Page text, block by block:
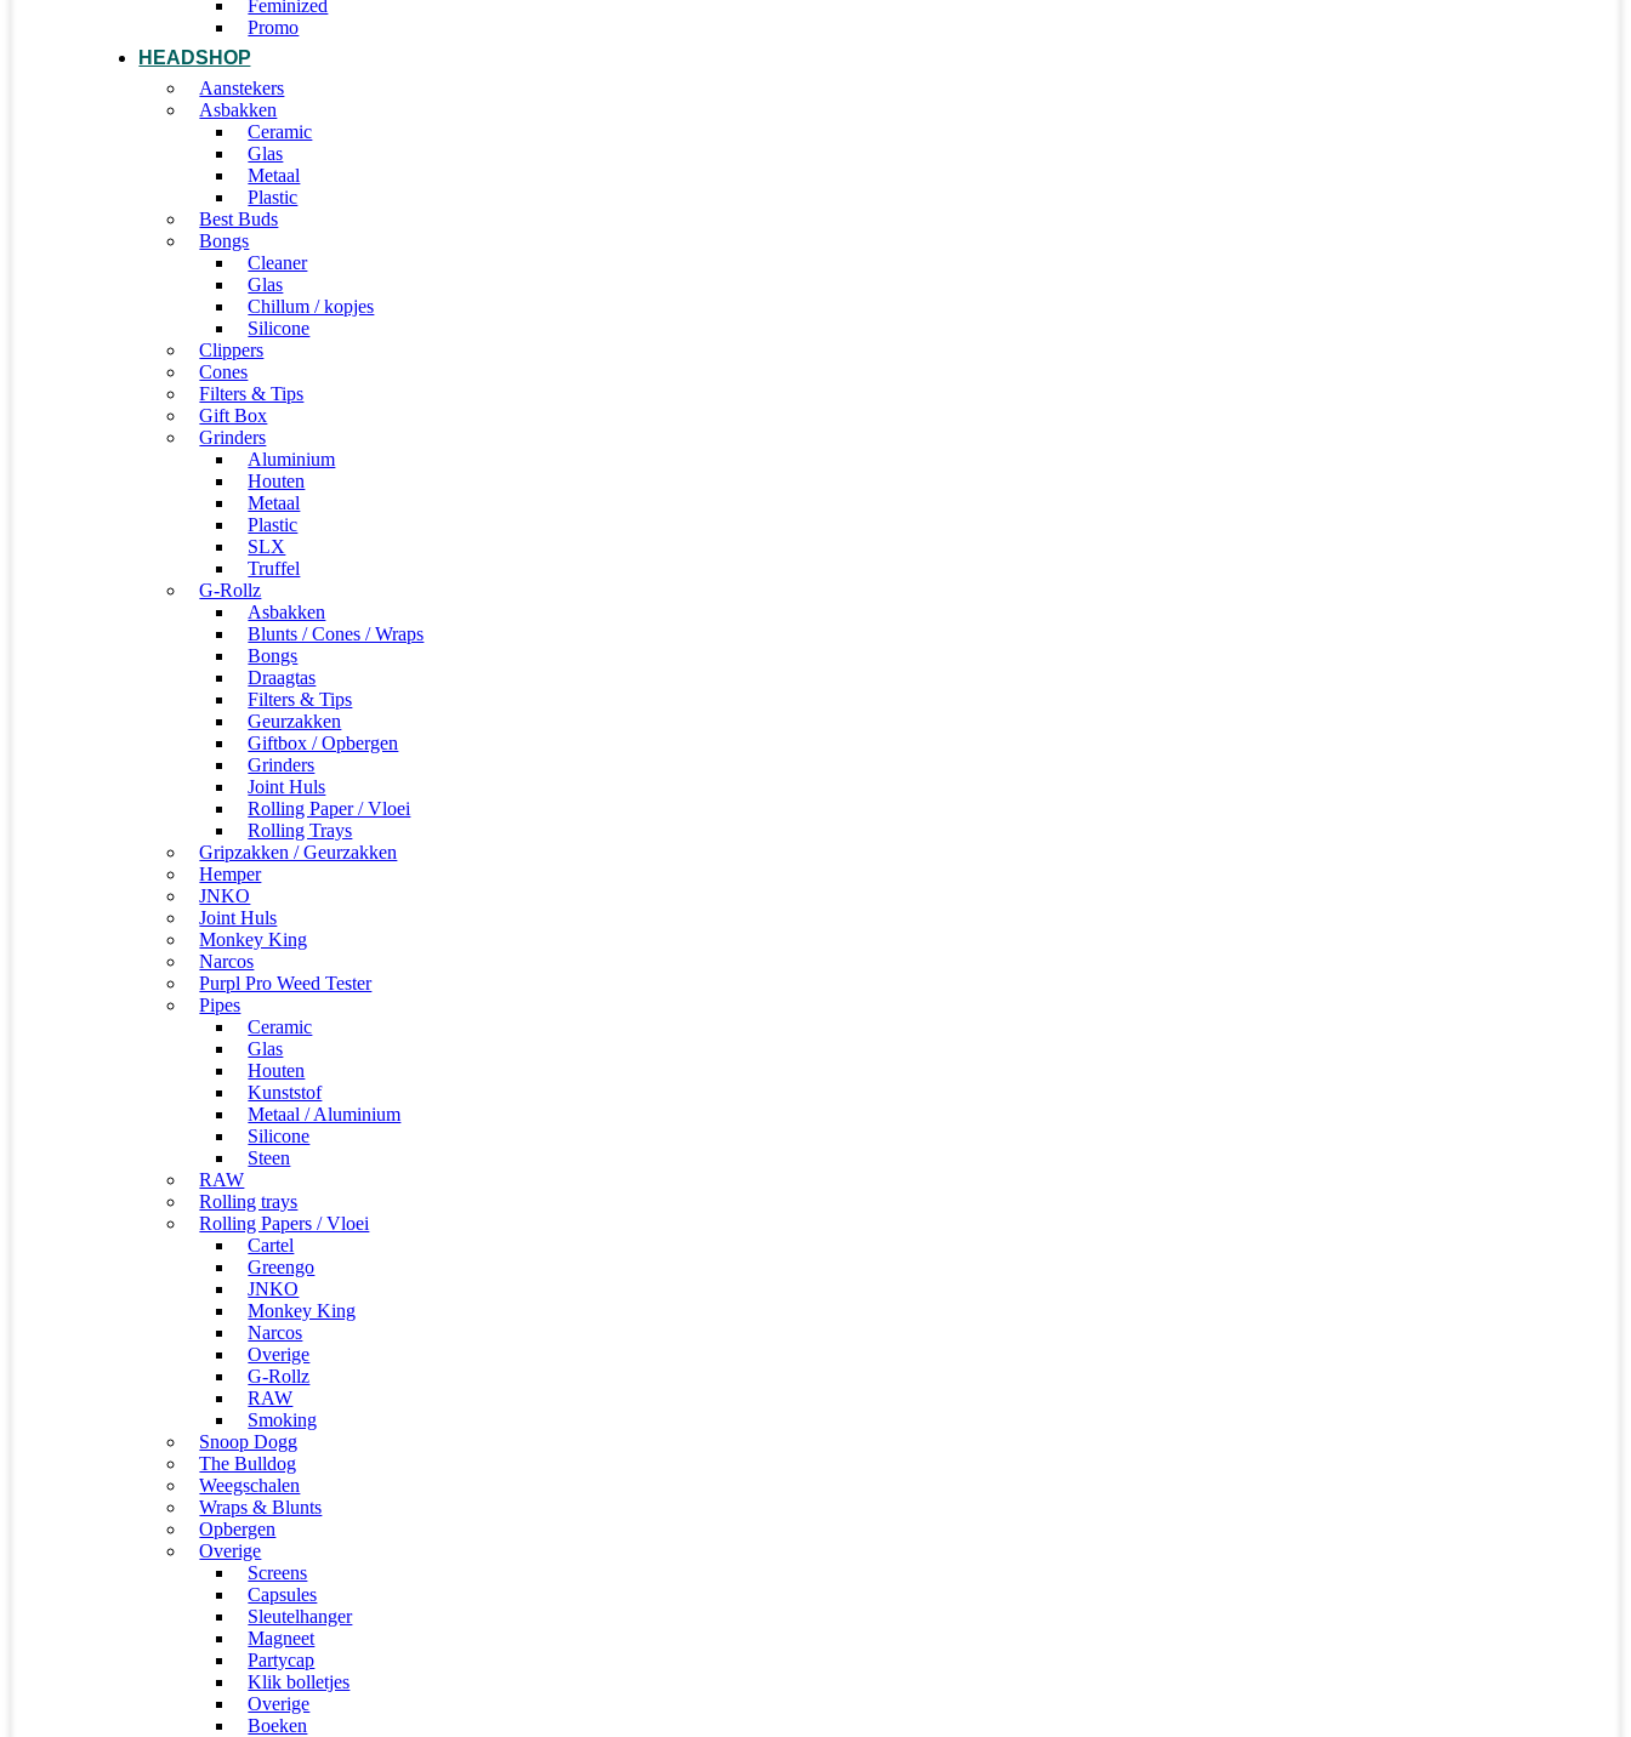
Feminized
Promo
HEADSHOP
Aanstekers
Asbakken
Ceramic
Glas
Metaal
Plastic
Best Buds
Bongs
Cleaner
Glas
Chillum / kopjes
Silicone
Clippers
Cones
Filters & Tips
Gift Box
Grinders
Aluminium
Houten
Metaal
Plastic
SLX
Truffel
G-Rollz
Asbakken
Blunts / Cones / Wraps
Bongs
Draagtas
Filters & Tips
Geurzakken
Giftbox / Opbergen
Grinders
Joint Huls
Rolling Paper / Vloei
Rolling Trays
Gripzakken / Geurzakken
Hemper
JNKO
Joint Huls
Monkey King
Narcos
Purpl Pro Weed Tester
Pipes
Ceramic
Glas
Houten
Kunststof
Metaal / Aluminium
Silicone
Steen
RAW
Rolling trays
Rolling Papers / Vloei
Cartel
Greengo
JNKO
Monkey King
Narcos
Overige
G-Rollz
RAW
Smoking
Snoop Dogg
The Bulldog
Weegschalen
Wraps & Blunts
Opbergen
Overige
Screens
Capsules
Sleutelhanger
Magneet
Partycap
Klik bolletjes
Overige
Boeken